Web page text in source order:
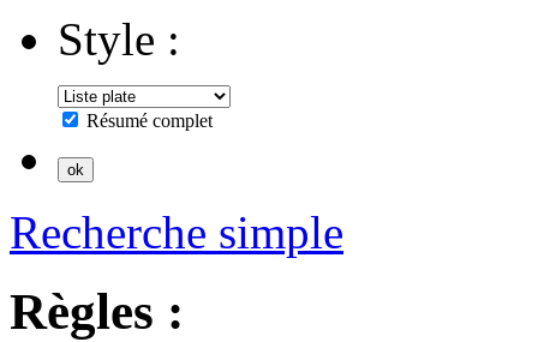
Style :
Résumé complet
Recherche simple
Règles :